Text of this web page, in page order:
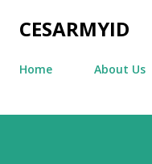
Skip
CESARMYID
Home About Us